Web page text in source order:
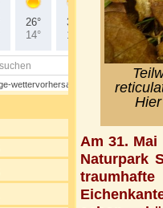
Am 31.
Naturpark